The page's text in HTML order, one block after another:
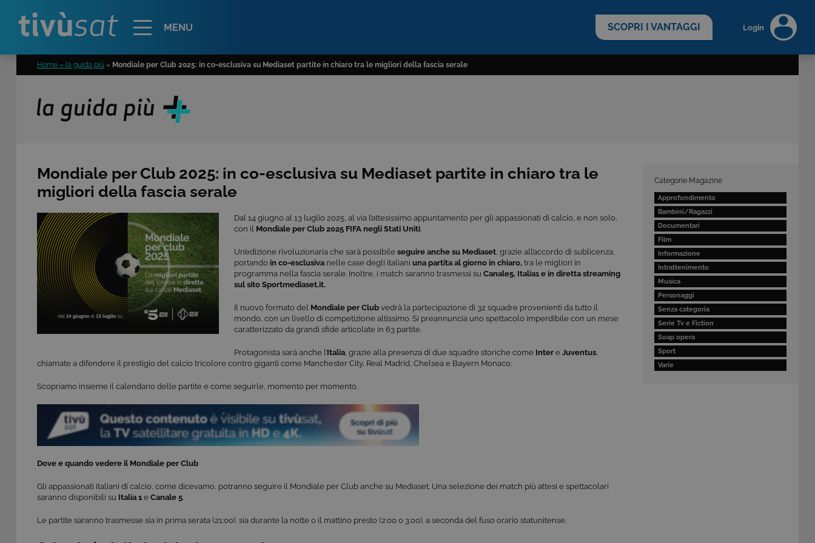
MENU SCOPRI I VANTAGGI Login
Home » la guida più » Mondiale per Club 2025: in co-esclusiva su Mediaset partite in chiaro tra le migliori della fascia serale
Categorie Magazine
Approfondimento
Bambini/Ragazzi
Documentari
Film
Informazione
Intrattenimento
Musica
Personaggi
Senza categoria
Serie Tv e Fiction
Soap opera
Sport
Varie
Mondiale per Club 2025: in co-esclusiva su Mediaset partite in chiaro tra le
migliori della fascia serale
Dal 14 giugno al 13 luglio 2025, al via l’attesissimo appuntamento per gli appassionati di calcio, e non solo,
con il Mondiale per Club 2025 FIFA negli Stati Uniti.
Un’edizione rivoluzionaria che sarà possibile seguire anche su Mediaset, grazie all’accordo di sublicenza,
portando in co-esclusiva nelle case degli italiani una partita al giorno in chiaro, tra le migliori in
programma nella fascia serale. Inoltre, i match saranno trasmessi su Canale5, Italia1 e in diretta streaming
sul sito Sportmediaset.it.
Il nuovo formato del Mondiale per Club vedrà la partecipazione di 32 squadre provenienti da tutto il
mondo, con un livello di competizione altissimo. Si preannuncia uno spettacolo imperdibile con un mese
caratterizzato da grandi sfide articolate in 63 partite.
Protagonista sarà anche l’Italia, grazie alla presenza di due squadre storiche come Inter e Juventus,
chiamate a difendere il prestigio del calcio tricolore contro giganti come Manchester City, Real Madrid, Chelsea e Bayern Monaco.
Scopriamo insieme il calendario delle partite e come seguirle, momento per momento.
Dove e quando vedere il Mondiale per Club
Gli appassionati italiani di calcio, come dicevamo, potranno seguire il Mondiale per Club anche su Mediaset. Una selezione dei match più attesi e spettacolari
saranno disponibili su Italia 1 e Canale 5.
Le partite saranno trasmesse sia in prima serata (21:00), sia durante la notte o il mattino presto (2:00 o 3:00), a seconda del fuso orario statunitense.